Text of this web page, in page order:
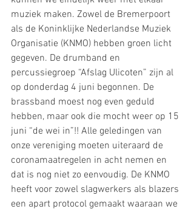
muziek maken. Zowel de Bremerpoort
als de Koninklijke Nederlandse Muziek
Organisatie (KNMO) hebben groen licht
gegeven. De drumband en
percussiegroep “Afslag Ulicoten” zijn al
op donderdag 4 juni begonnen. De
brassband moest nog even geduld
hebben, maar ook die mocht weer op 15
juni “de wei in”!! Alle geledingen van
onze vereniging moeten uiteraard de
coronamaatregelen in acht nemen en
dat is nog niet zo eenvoudig. De KNMO
heeft voor zowel slagwerkers als blazers
een apart protocol gemaakt waaraan we